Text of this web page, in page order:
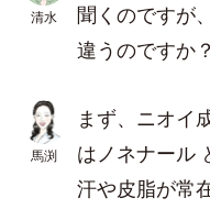
清水
聞くのですが
違うのですか？
馬渕
まず、ニオイ
はノネナール
汗や皮脂が常